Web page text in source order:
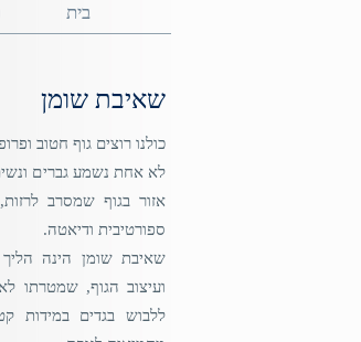
בית
שאיבת שומן
כולנו רוצים גוף חטוב
לא אחת נשמע גברים
אזור בגוף שמסרב
ספורטיבית ודיאטה.
שאיבת שומן הינה הליך
ועיצוב הגוף, שמטרתו
ללבוש בגדים במידות